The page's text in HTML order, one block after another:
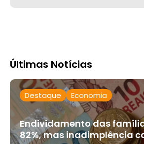
Últimas Notícias
Destaque Economia
Endividamento das
82%, mas inadimplência